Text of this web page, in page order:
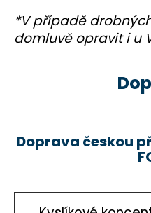
*V případě
domluvě opravit i u
Doprava českou